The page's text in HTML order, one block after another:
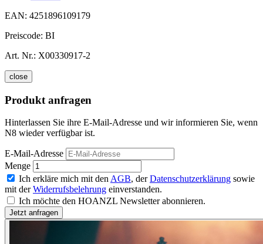
EAN: 4251896109179
Preiscode: BI
Art. Nr.: X00330917-2
close
Produkt anfragen
Hinterlassen Sie ihre E-Mail-Adresse und wir informieren Sie, wenn
N8 wieder verfügbar ist.
E-Mail-Adresse
Menge
Ich erkläre mich mit den AGB, derDatenschutzerklärung sowie
mit derWiderrufsbelehrung einverstanden.
Ich möchte den HOANZL Newsletter abonnieren.